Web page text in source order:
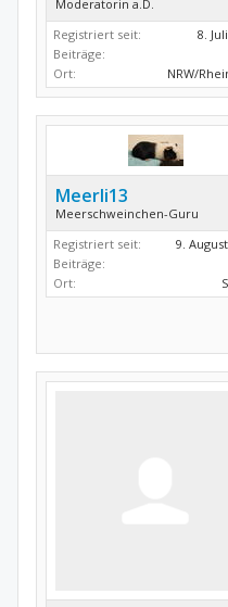
Moderatorin a.D.
Registriert seit:
8.
Beiträge:
Ort:
NRW/
Meerli13
Meerschweinchen-Guru
Registriert seit:
9.
Beiträge:
Ort: